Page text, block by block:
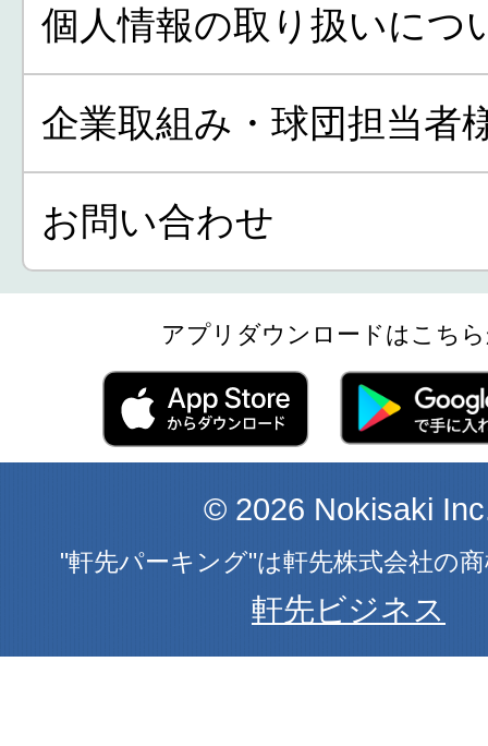
個人情報の取り扱いにつ
企業取組み・球団担当者
お問い合わせ
アプリダウンロードはこち
© 2026 Nokisaki
"軒先パーキング"は軒先株式会社の
軒先ビジネス